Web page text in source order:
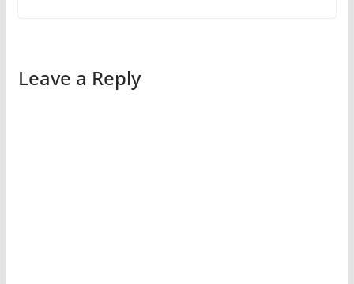
Leave a Reply